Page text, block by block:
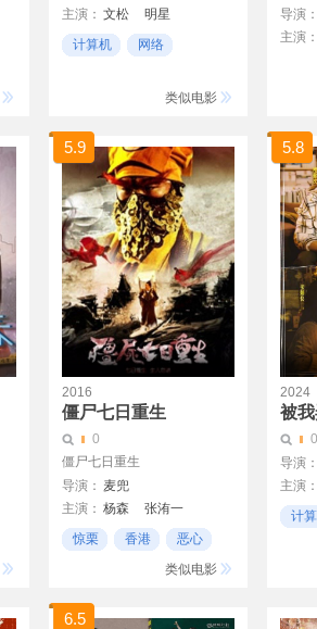
主演： 文松
明星
杜建桥
刘美钰
姚诺
计算机
网络
类似电影
导演
主演
5.9
2016
僵尸七日重生
0
僵尸七日重生
导演： 麦兜
主演： 杨森
张洧一
惊栗
香港
恶心
类似电影
5.8
2024
被
0
导演
主演
蒋龙
计
6.5